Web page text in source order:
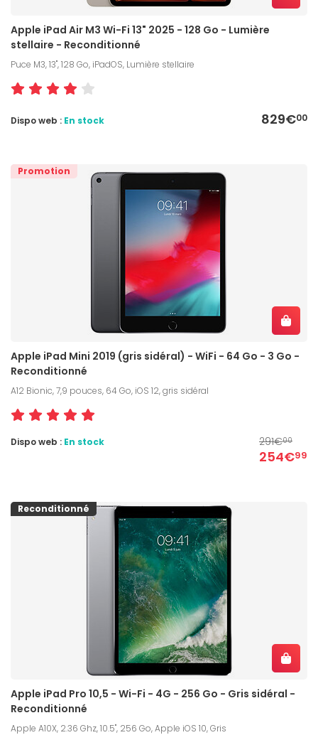
Apple iPad Air M3 Wi-Fi 13" 2025 - 128 Go - Lumière
stellaire - Reconditionné
Puce M3, 13", 128 Go, iPadOS, Lumière stellaire
829€00
Dispo web : En stock
Promotion
Apple iPad Mini 2019 (gris sidéral) - WiFi - 64 Go - 3 Go -
Reconditionné
A12 Bionic, 7,9 pouces, 64 Go, iOS 12, gris sidéral
291€00
254€99
Dispo web : En stock
Reconditionné
Apple iPad Pro 10,5 - Wi-Fi - 4G - 256 Go - Gris sidéral -
Reconditionné
Apple A10X, 2.36 Ghz, 10.5", 256 Go, Apple iOS 10, Gris